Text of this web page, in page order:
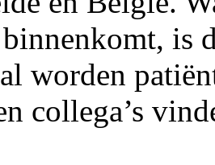
is
worden
collega’s